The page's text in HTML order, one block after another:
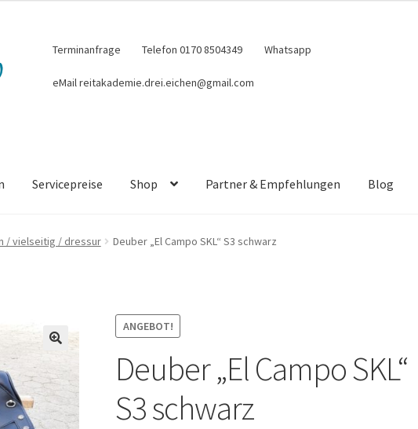
Terminanfrage Telefon 0170 8504349 Whatsapp
eMail reitakademie.drei.eichen@gmail.com
Servicepreise Shop Partner & Empfehlungen Blog
/ vielseitig / dressur Deuber „El Campo SKL“ S3 schwarz
ANGEBOT!
Deuber „El Campo SKL“
S3 schwarz